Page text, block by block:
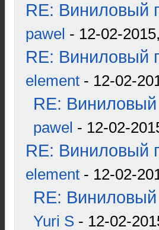
RE: Виниловый
pawel - 12-02-
RE: Виниловый
element - 12-02-
RE: Виниловый
pawel - 12-02-
RE: Виниловый
element - 12-02-
RE: Виниловый
Yuri S - 12-02-